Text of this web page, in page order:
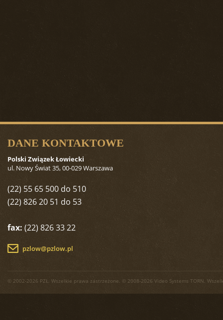
DANE KONTAKTOWE
Polski Związek Łowiecki
ul. Nowy Świat 35, 00-029 Warszawa
(22) 55 65 500 do 510
(22) 826 20 51 do 53
fax: (22) 826 33 22
pzlow@pzlow.pl
© 2002-2026 PZŁ. Wszelkie prawa zastrzeżone. © 2008-2026 Video Systems TORN.